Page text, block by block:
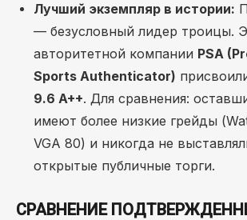
Лучший экземпляр в истории:
— безусловный лидер троицы.
авторитетной компании PSA
Sports Authenticator)
9.6 A++. Для сравнения:
имеют более низкие грейды
VGA 80) и никогда не
открытые публичные торги.
СРАВНЕНИЕ